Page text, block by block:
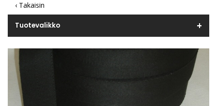
‹ Takaisin
Tuotevalikko